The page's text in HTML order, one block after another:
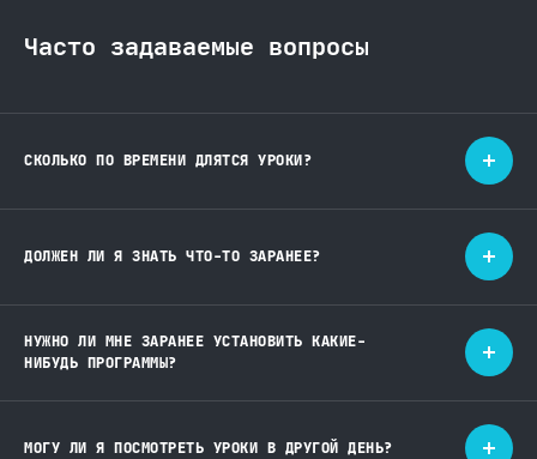
Часто задаваемые вопросы
СКОЛЬКО ПО ВРЕМЕНИ ДЛЯТСЯ УРОКИ?
ДОЛЖЕН ЛИ Я ЗНАТЬ ЧТО-ТО ЗАРАНЕЕ?
НУЖНО ЛИ МНЕ ЗАРАНЕЕ УСТАНОВИТЬ КАКИЕ-
НИБУДЬ ПРОГРАММЫ?
МОГУ ЛИ Я ПОСМОТРЕТЬ УРОКИ В ДРУГОЙ ДЕНЬ?